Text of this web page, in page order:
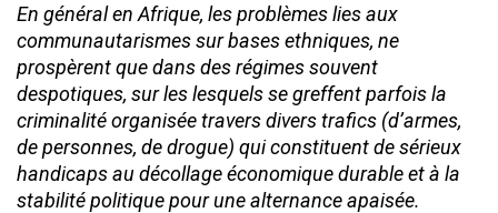
En général en Afrique, les problèmes lies aux
communautarismes sur bases ethniques, ne
prospèrent que dans des régimes souvent
despotiques, sur les lesquels se greffent parfois la
criminalité organisée travers divers trafics (d’armes,
de personnes, de drogue) qui constituent de sérieux
handicaps au décollage économique durable et à la
stabilité politique pour une alternance apaisée.